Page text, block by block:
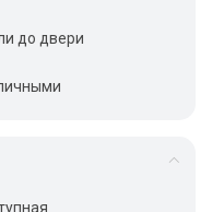
до двери